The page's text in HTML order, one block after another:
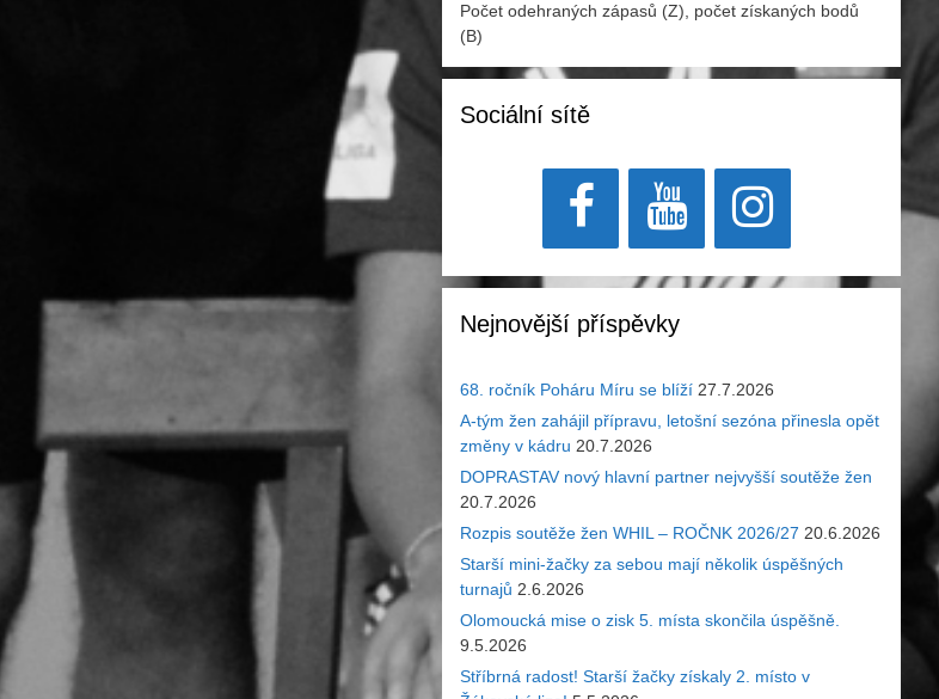
Počet odehraných zápasů (Z), počet získaných bodů
(B)
Sociální sítě
Nejnovější příspěvky
68. ročník Poháru Míru se blíží 27.7.2026
A-tým žen zahájil přípravu, letošní sezóna přinesla opět
změny v kádru 20.7.2026
DOPRASTAV nový hlavní partner nejvyšší soutěže žen
20.7.2026
Rozpis soutěže žen WHIL – ROČNK 2026/27 20.6.2026
Starší mini-žačky za sebou mají několik úspěšných
turnajů 2.6.2026
Olomoucká mise o zisk 5. místa skončila úspěšně.
9.5.2026
Stříbrná radost! Starší žačky získaly 2. místo v